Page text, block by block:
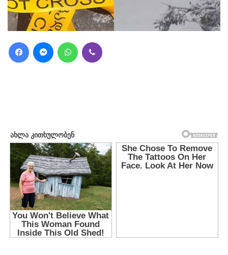
FacebookMessengerWhatsApp